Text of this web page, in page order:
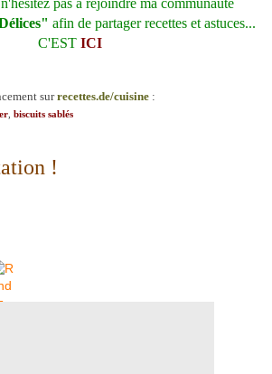
pas à rejoindre ma communauté
afin de partager recettes et astuces...
C'EST ICI
surrecettes.de/cuisine :
biscuits sablés
!